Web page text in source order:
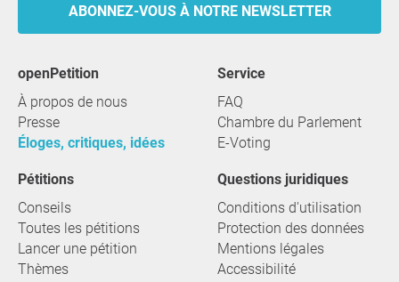
ABONNEZ-VOUS À NOTRE NEWSLETTER
openPetition
À propos de nous
Presse
Éloges, critiques, idées
service
FAQ
Chambre du Parlement
E-Voting
Pétitions
Conseils
Toutes les pétitions
Lancer une pétition
Thèmes
Questions juridiques
Conditions d'utilisation
Protection des données
Mentions légales
Accessibilité